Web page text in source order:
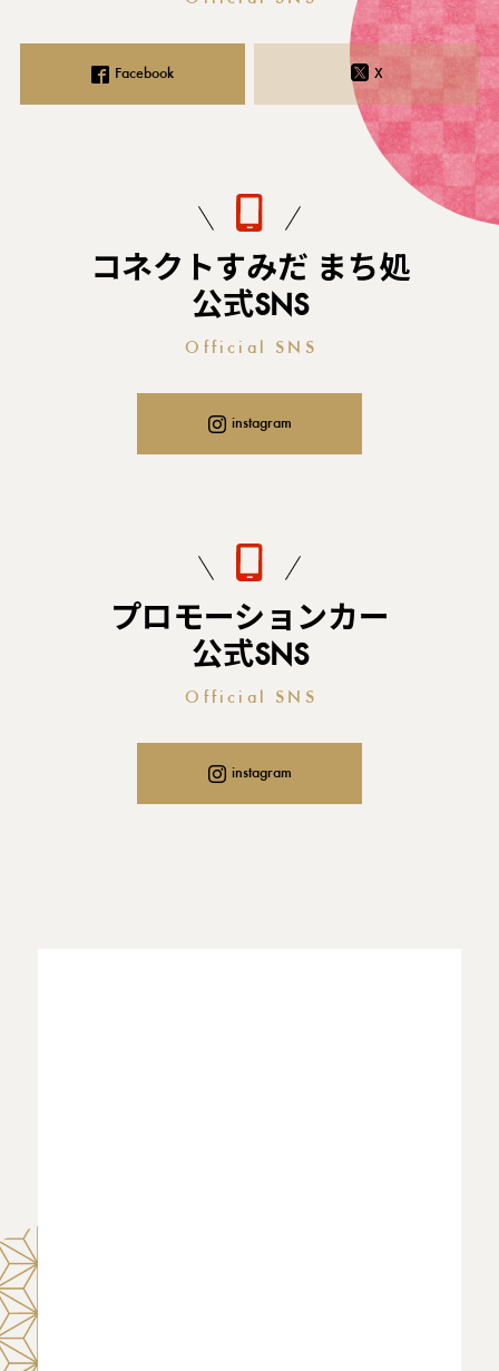
Facebook X
コネクトすみだ まち処
公式SNS
Official SNS
instagram
プロモーションカー
公式SNS
Official SNS
instagram